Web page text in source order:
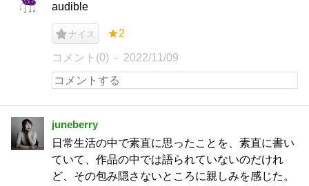
audible
ナイス ★2
コメント(0) 2022/11/09
juneberry
日常生活の中で素直に思ったことを、素直に書い
ていて、作品の中では語られていないのだけれ
ど、その包み隠さないところに親しみを感じた。